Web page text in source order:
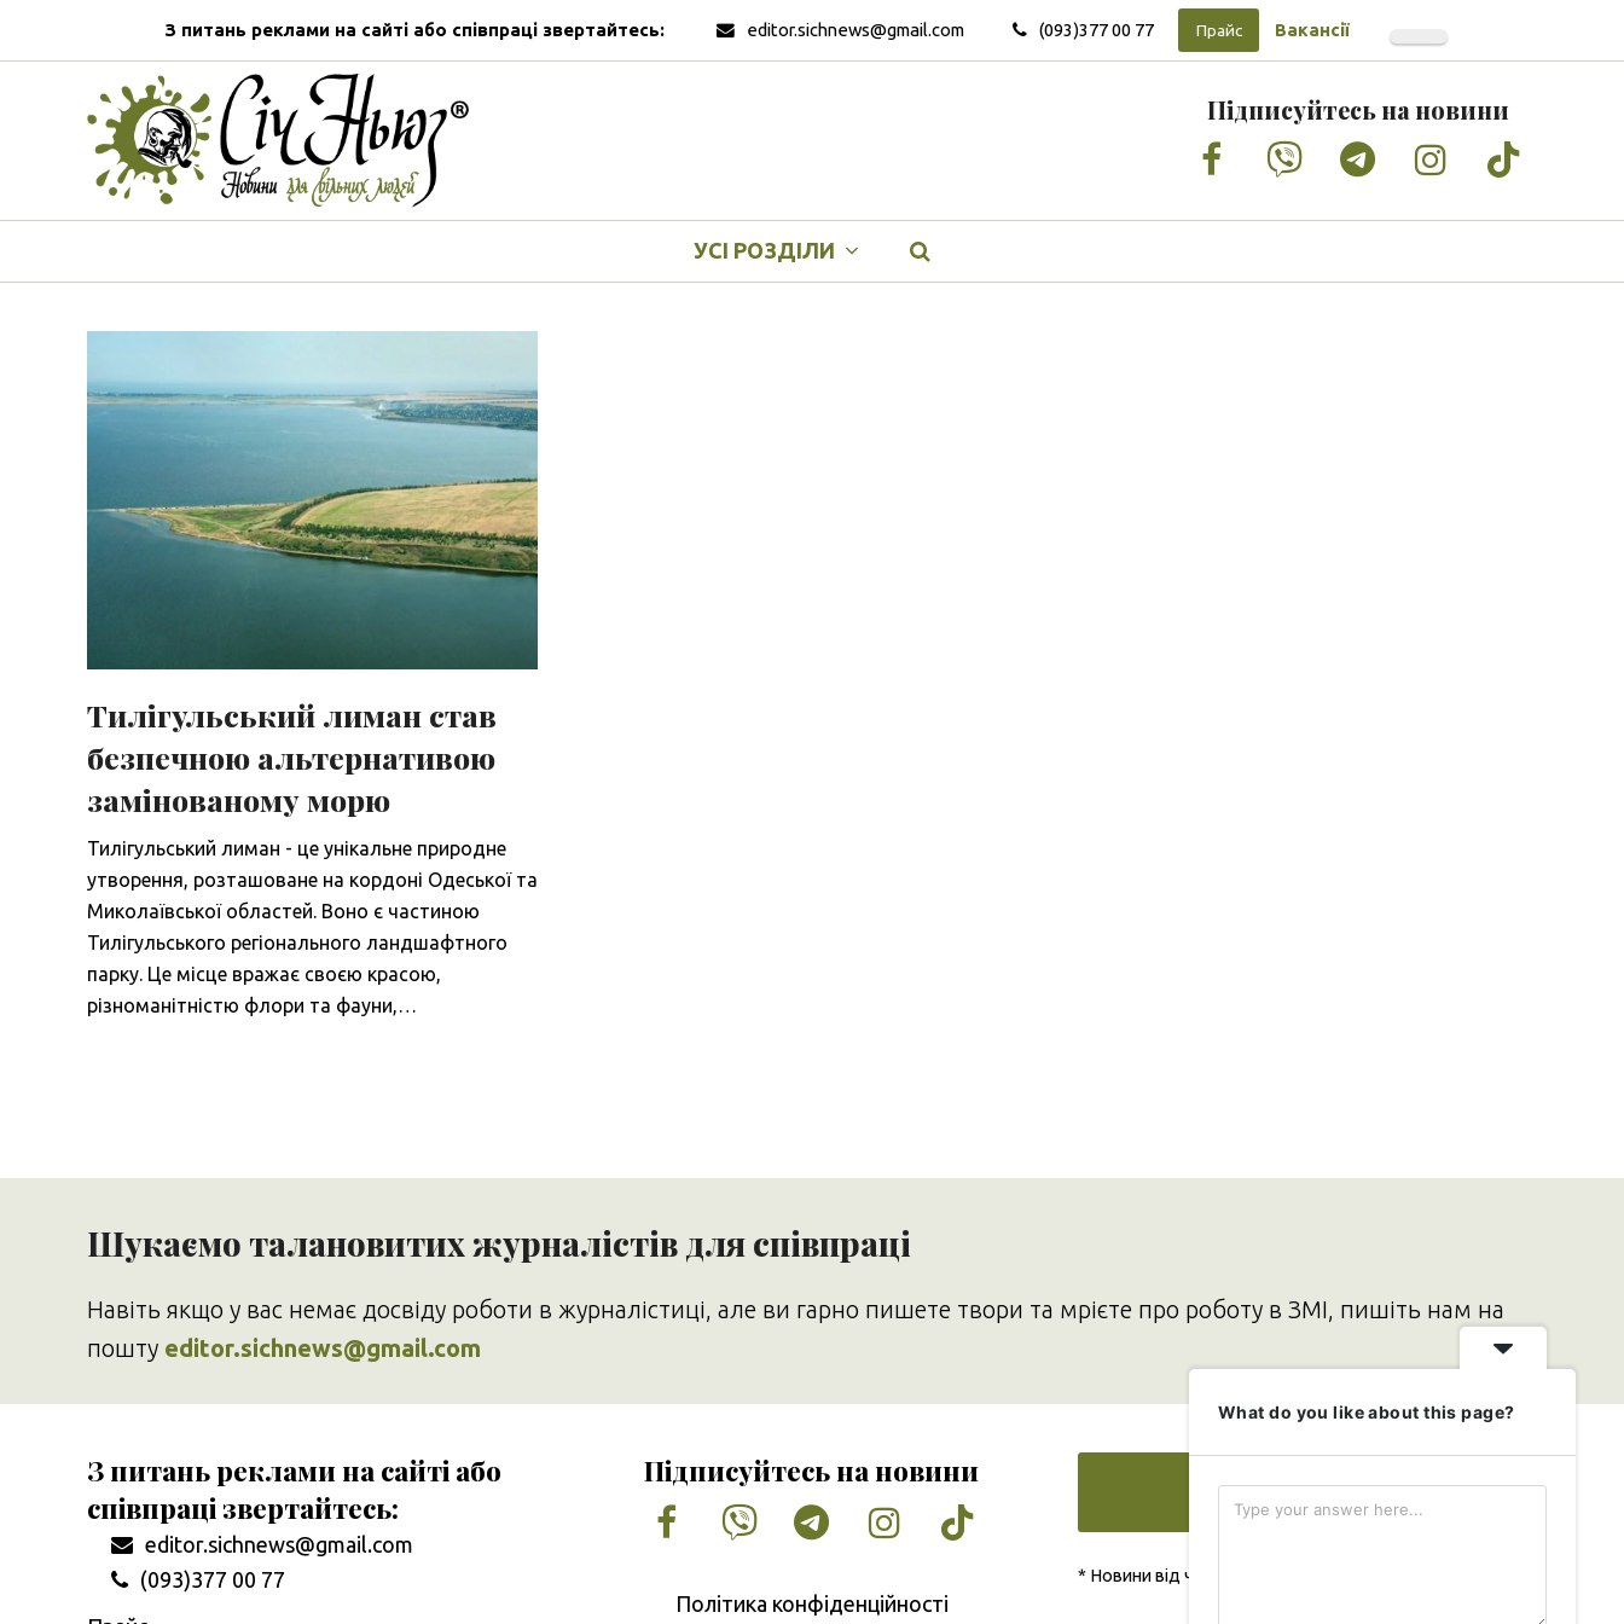
З питань реклами на сайті або співпраці звертайтесь: editor.sichnews@gmail.com (093)377 00 77 Прайс Вакансії
Підписуйтесь на новини
Facebook
VimeoTumblrInstagram
Tiktok
УСІ РОЗДІЛИ
Тилігульський лиман став
безпечною альтернативою
замінованому морю
Тилігульський лиман - це унікальне природне
утворення, розташоване на кордоні Одеської та
Миколаївської областей. Воно є частиною
Тилігульського регіонального ландшафтного
парку. Це місце вражає своєю красою,
різноманітністю флори та фауни,…
Шукаємо талановитих журналістів для співпраці
Навіть якщо у вас немає досвіду роботи в журналістиці, але ви гарно пишете твори та мрієте про роботу в ЗМІ, пишіть нам на
пошту editor.sichnews@gmail.com
З питань реклами на сайті або
співпраці звертайтесь:
editor.sichnews@gmail.com
(093)377 00 77
Підписуйтесь на новини
Facebook
VimeoTumblrInstagram
Tiktok
Політика конфіденційності
Додати свою новину
* Новини від читача публікуються безкоштовно
What do you like about this page?